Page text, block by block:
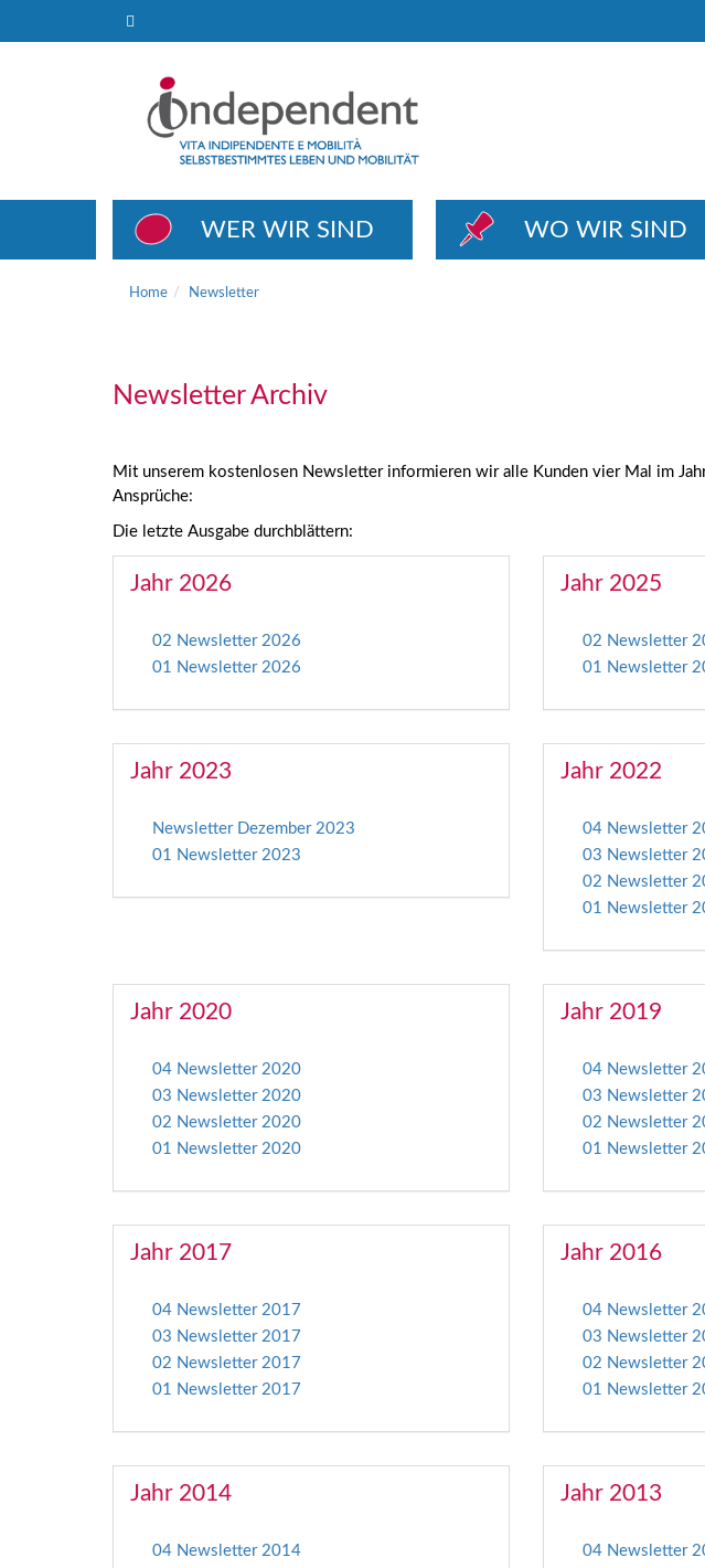
WER WIR SIND WO WIR SIND
Home Newsletter
Newsletter Archiv
Mit unserem kostenlosen Newsletter informieren wir alle Kunden vier Mal im
Ansprüche:
Die letzte Ausgabe durchblättern:
Jahr 2026
02 Newsletter 2026
01 Newsletter 2026
Jahr 2025
02 Newsletter
01 Newsletter
Jahr 2023
Newsletter Dezember 2023
01 Newsletter 2023
Jahr 2022
04 Newsletter
03 Newsletter
02 Newsletter
01 Newsletter
Jahr 2020
04 Newsletter 2020
03 Newsletter 2020
02 Newsletter 2020
01 Newsletter 2020
Jahr 2019
04 Newsletter
03 Newsletter
02 Newsletter
01 Newsletter
Jahr 2017
04 Newsletter 2017
03 Newsletter 2017
02 Newsletter 2017
01 Newsletter 2017
Jahr 2016
04 Newsletter
03 Newsletter
02 Newsletter
01 Newsletter
Jahr 2014
04 Newsletter 2014
Jahr 2013
04 Newsletter